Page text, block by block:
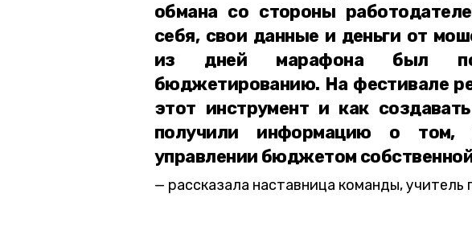
обмана со стороны
себя, свои данные и деньги от
из дней марафона был
бюджетированию. На фестивале
этот инструмент и как
получили информацию о том,
управлении бюджетом
рассказала наставница команды,